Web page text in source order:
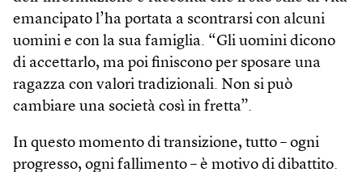
emancipato l’ha portata a scontrarsi con alcuni
uomini e con la sua famiglia. “Gli uomini dicono
di accettarlo, ma poi finiscono per sposare una
ragazza con valori tradizionali. Non si può
cambiare una società così in fretta”.
In questo momento di transizione, tutto – ogni
progresso, ogni fallimento – è motivo di dibattito.